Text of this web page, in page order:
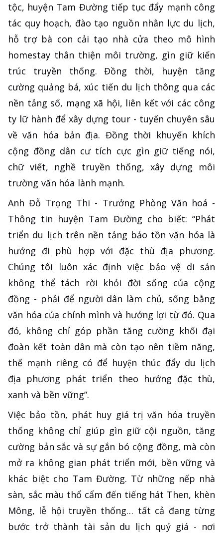
tộc, huyện Tam Đường tiếp tục đẩy mạnh công
tác quy hoạch, đào tạo nguồn nhân lực du lịch,
hỗ trợ bà con cải tạo nhà cửa theo mô hình
homestay thân thiện môi trường, gìn giữ kiến
trúc truyền thống. Đồng thời, huyện tăng
cường quảng bá, xúc tiến du lịch thông qua các
nền tảng số, mạng xã hội, liên kết với các công
ty lữ hành để xây dựng tour - tuyến chuyên sâu
về văn hóa bản địa. Đồng thời khuyến khích
cộng đồng dân cư tích cực gìn giữ tiếng nói,
chữ viết, nghề truyền thống, xây dựng môi
trường văn hóa lành mạnh.
Anh Đỗ Trọng Thi - Trưởng Phòng Văn hoá -
Thông tin huyện Tam Đường cho biết: “Phát
triển du lịch trên nền tảng bảo tồn văn hóa là
hướng đi phù hợp với đặc thù địa phương.
Chúng tôi luôn xác định việc bảo vệ di sản
không thể tách rời khỏi đời sống của cộng
đồng - phải để người dân làm chủ, sống bằng
văn hóa của chính mình và hưởng lợi từ đó. Qua
đó, không chỉ góp phần tăng cường khối đại
đoàn kết toàn dân mà còn tạo nên tiềm năng,
thế mạnh riêng có để huyện thúc đẩy du lịch
địa phương phát triển theo hướng đặc thù,
xanh và bền vững”.
Việc bảo tồn, phát huy giá trị văn hóa truyền
thống không chỉ giúp gìn giữ cội nguồn, tăng
cường bản sắc và sự gắn bó cộng đồng, mà còn
mở ra không gian phát triển mới, bền vững và
khác biệt cho Tam Đường. Từ những nếp nhà
sàn, sắc màu thổ cẩm đến tiếng hát Then, khèn
Mông, lễ hội truyền thống… tất cả đang từng
bước trở thành tài sản du lịch quý giá - nơi